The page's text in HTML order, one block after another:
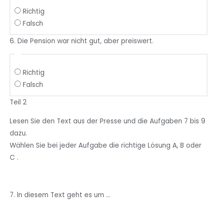
Richtig
Falsch
6. Die Pension war nicht gut, aber preiswert.
Richtig
Falsch
Teil 2
Lesen Sie den Text aus der Presse und die Aufgaben 7 bis 9
dazu.
Wählen Sie bei jeder Aufgabe die richtige Lösung A, B oder
C .
7. ln diesem Text geht es um ...